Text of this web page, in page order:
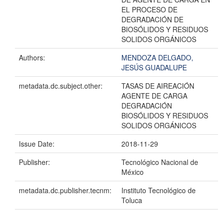
EL PROCESO DE
DEGRADACIÓN DE
BIOSÓLIDOS Y RESIDUOS
SOLIDOS ORGÁNICOS
Authors:
MENDOZA DELGADO,
JESÚS GUADALUPE
metadata.dc.subject.other:
TASAS DE AIREACIÓN
AGENTE DE CARGA
DEGRADACIÓN
BIOSÓLIDOS Y RESIDUOS
SOLIDOS ORGÁNICOS
Issue Date:
2018-11-29
Publisher:
Tecnológico Nacional de
México
metadata.dc.publisher.tecnm:
Instituto Tecnológico de
Toluca